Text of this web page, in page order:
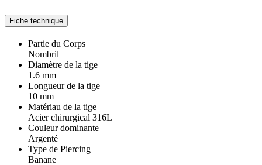
Fiche technique
Partie du Corps
Nombril
Diamètre de la tige
1.6 mm
Longueur de la tige
10 mm
Matériau de la tige
Acier chirurgical 316L
Couleur dominante
Argenté
Type de Piercing
Banane